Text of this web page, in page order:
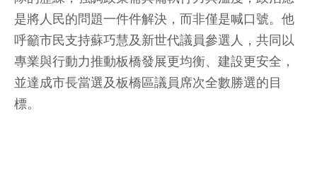
是將人民的問題一件件解決，而非僅是喊口號。他
呼籲市民支持蘇巧慧及新世代議員參選人，共同以
專業與行動力推動板橋發展更均衡、建設更安全，
並達成市長當選及板橋區議員席次全數勝選的目
標。